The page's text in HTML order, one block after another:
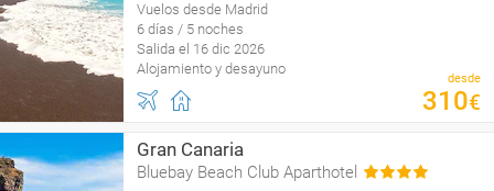
Vuelos desde Madrid
6 días / 5 noches
Salida el 16 dic 2026
Alojamiento y desayuno
desde
310€
Gran Canaria
Bluebay Beach Club Aparthotel